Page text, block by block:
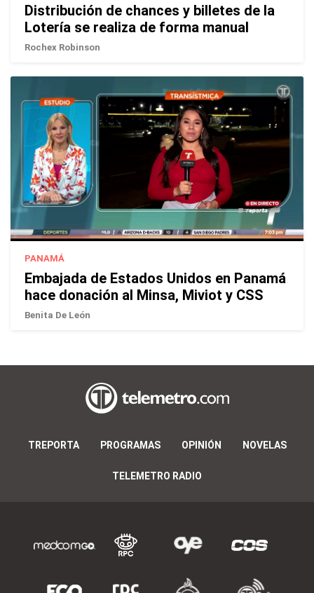
Distribución de chances y billetes de la
Lotería se realiza de forma manual
Rochex Robinson
PANAMÁ
Embajada de Estados Unidos en Panamá
hace donación al Minsa, Miviot y CSS
Benita De León
TREPORTA PROGRAMAS OPINIÓN NOVELAS
TELEMETRO RADIO